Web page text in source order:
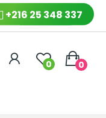
+216 25 348 337
0 0